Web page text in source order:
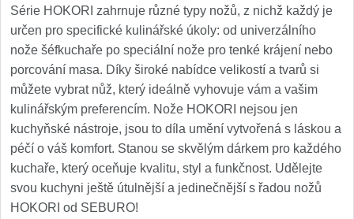
Série HOKORI zahrnuje různé typy nožů, z nichž každý je
určen pro specifické kulinářské úkoly: od univerzálního
nože šéfkuchaře po speciální nože pro tenké krájení nebo
porcování masa. Díky široké nabídce velikostí a tvarů si
můžete vybrat nůž, který ideálně vyhovuje vám a vašim
kulinářským preferencím. Nože HOKORI nejsou jen
kuchyňské nástroje, jsou to díla umění vytvořená s láskou a
péčí o váš komfort. Stanou se skvělým dárkem pro každého
kuchaře, který oceňuje kvalitu, styl a funkčnost. Udělejte
svou kuchyni ještě útulnější a jedinečnější s řadou nožů
HOKORI od SEBURO!